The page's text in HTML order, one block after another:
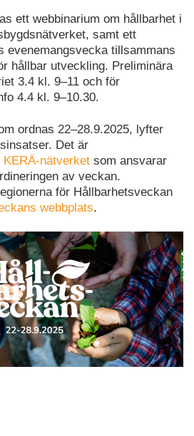
ett webbinarium om hållbarhet i
samt ett
evenemangsvecka tillsammans
hållbar utveckling. Preliminära
3.4 kl. 9–11 och för
4.4 kl. 9–10.30.
ordnas 22–28.9.2025, lyfter
Det är
nätverket som ansvarar
av veckan.
för Hållbarhetsveckan
webbplats.